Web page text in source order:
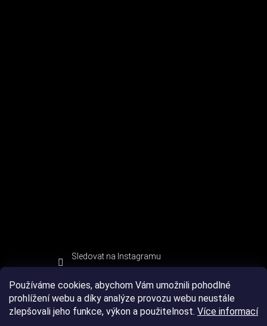
Používáme cookies, abychom Vám umožnili pohodlné
prohlížení webu a díky analýze provozu webu neustále
zlepšovali jeho funkce, výkon a použitelnost. Více informací
Sledovat na Instagramu